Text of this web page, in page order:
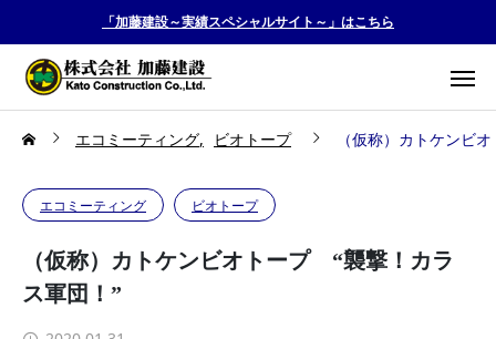
「加藤建設～実績スペシャルサイト～」はこちら
エコミーティング ビオトープ （仮称）カトケンビ
エコミーティング ビオトープ
（仮称）カトケンビオトープ “襲撃！カラ
ス軍団！”